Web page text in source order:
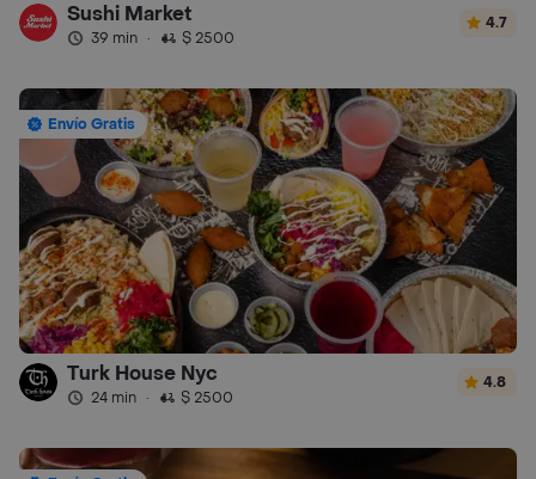
Sushi Market
39 min · $ 2500
4.7
Envío Gratis
Turk House Nyc
24 min · $ 2500
4.8